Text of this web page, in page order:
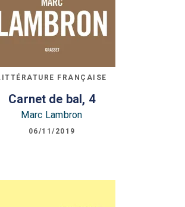
FRANÇAISE
Carnet de bal, 4
Marc Lambron
06/11/2019